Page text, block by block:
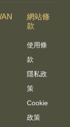
網站條
款
使用條
款
隱私政
策
Cookie
政策